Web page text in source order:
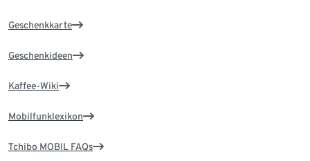
Geschenkkarte
Geschenkideen
Kaffee-Wiki
Mobilfunklexikon
Tchibo MOBIL FAQs